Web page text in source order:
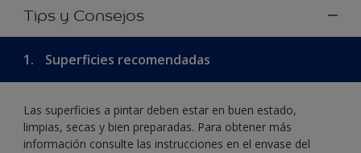
Tips y Consejos
1. Superficies recomendadas
Las superficies a pintar deben estar en buen estado,
limpias, secas y bien preparadas. Para obtener más
información consulte las instrucciones en el envase del